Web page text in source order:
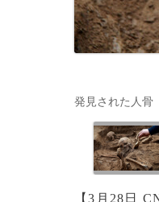
発見された人骨
【3月28日